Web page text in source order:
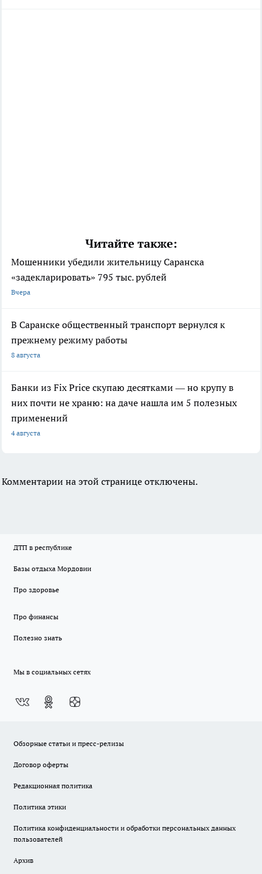
Читайте также:
Мошенники убедили жительницу Саранска
«задекларировать» 795 тыс. рублей
Вчера
В Саранске общественный транспорт вернулся к
прежнему режиму работы
8 августа
Банки из Fix Price скупаю десятками — но крупу в
них почти не храню: на даче нашла им 5 полезных
применений
4 августа
Комментарии на этой странице отключены.
ДТП в республике
Базы отдыха Мордовии
Про здоровье
Про финансы
Полезно знать
Мы в социальных сетях
Обзорные статьи и пресс-релизы
Договор оферты
Редакционная политика
Политика этики
Политика конфиденциальности и обработки персональных данных
пользователей
Архив